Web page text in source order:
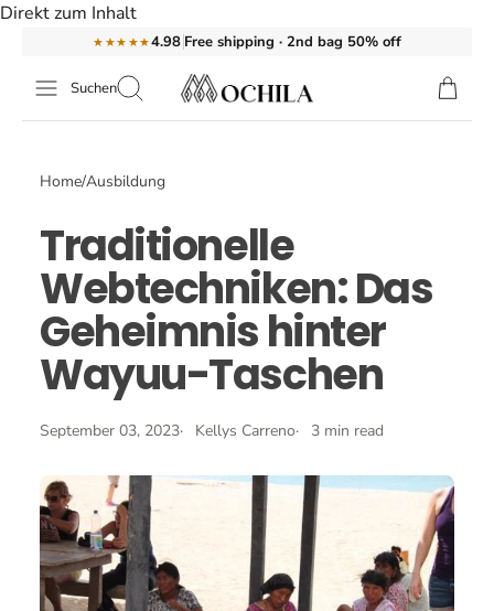
Direkt zum Inhalt
★★★★★4.98 Free shipping · 2nd bag 50% off
Suchen
Home/Ausbildung
Traditionelle
Webtechniken: Das
Geheimnis hinter
Wayuu-Taschen
September 03, 2023 Kellys Carreno 3 min read